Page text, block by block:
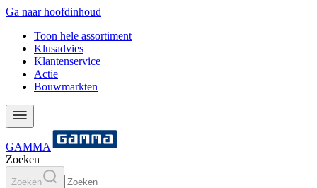
Ga naar hoofdinhoud
Toon hele assortiment
Klusadvies
Klantenservice
Actie
Bouwmarkten
GAMMA
Zoeken
Zoeken